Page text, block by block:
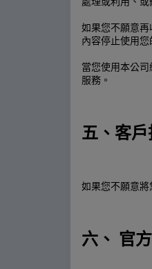
如果您不願意
內容停止使用您
當您使用本公
服務。
五、客
如果您不願意將
六、 官